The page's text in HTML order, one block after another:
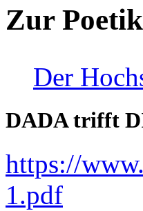
Zur
Der
DADA trifft
https://
1.pdf